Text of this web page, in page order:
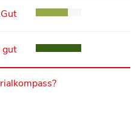
Gut
gut